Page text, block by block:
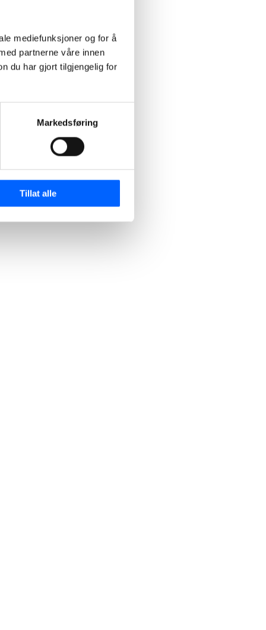
mediefunksjoner og for å
partnerne våre innen
du har gjort tilgjengelig for
Markedsføring
Tillat alle